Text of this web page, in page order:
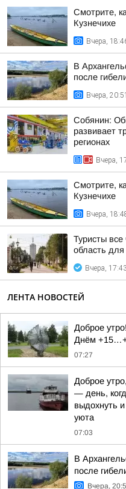
Смотрите,
Кузнечихе
Вчера,
В
после
Вчера, 20:51
Собянин:
развивает
регионах
Вчера,
Смотрите,
Кузнечихе
Вчера,
Туристы
область
Вчера,
ЛЕНТА НОВОСТЕЙ
Доброе
Днём
07:27
Доброе
— день,
выдохнуть
уюта
07:03
В
после
Вчера,